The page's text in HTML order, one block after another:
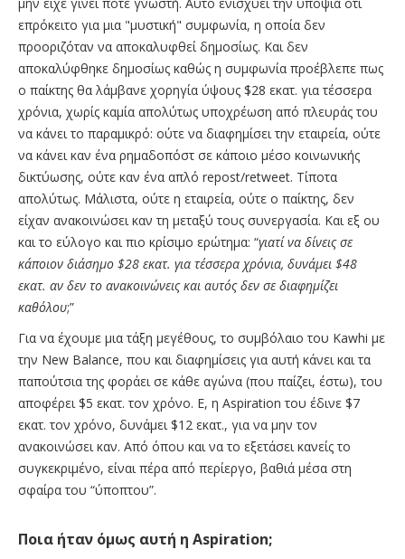
μην είχε γίνει ποτέ γνωστή. Αυτό ενισχύει την υποψία ότι
επρόκειτο για μια "μυστική" συμφωνία, η οποία δεν
προοριζόταν να αποκαλυφθεί δημοσίως. Και δεν
αποκαλύφθηκε δημοσίως καθώς η συμφωνία προέβλεπε πως
ο παίκτης θα λάμβανε χορηγία ύψους $28 εκατ. για τέσσερα
χρόνια, χωρίς καμία απολύτως υποχρέωση από πλευράς του
να κάνει το παραμικρό: ούτε να διαφημίσει την εταιρεία, ούτε
να κάνει καν ένα ρημαδοπόστ σε κάποιο μέσο κοινωνικής
δικτύωσης, ούτε καν ένα απλό repost/retweet. Τίποτα
απολύτως. Μάλιστα, ούτε η εταιρεία, ούτε ο παίκτης, δεν
είχαν ανακοινώσει καν τη μεταξύ τους συνεργασία. Και εξ ου
και το εύλογο και πιο κρίσιμο ερώτημα: “γιατί να δίνεις σε
κάποιον διάσημο $28 εκατ. για τέσσερα χρόνια, δυνάμει $48
εκατ. αν δεν το ανακοινώνεις και αυτός δεν σε διαφημίζει
καθόλου;”
Για να έχουμε μια τάξη μεγέθους, το συμβόλαιο του Kawhi με
την New Balance, που και διαφημίσεις για αυτή κάνει και τα
παπούτσια της φοράει σε κάθε αγώνα (που παίζει, έστω), του
αποφέρει $5 εκατ. τον χρόνο. Ε, η Aspiration του έδινε $7
εκατ. τον χρόνο, δυνάμει $12 εκατ., για να μην τον
ανακοινώσει καν. Από όπου και να το εξετάσει κανείς το
συγκεκριμένο, είναι πέρα από περίεργο, βαθιά μέσα στη
σφαίρα του “ύποπτου”.
Ποια ήταν όμως αυτή η Aspiration;